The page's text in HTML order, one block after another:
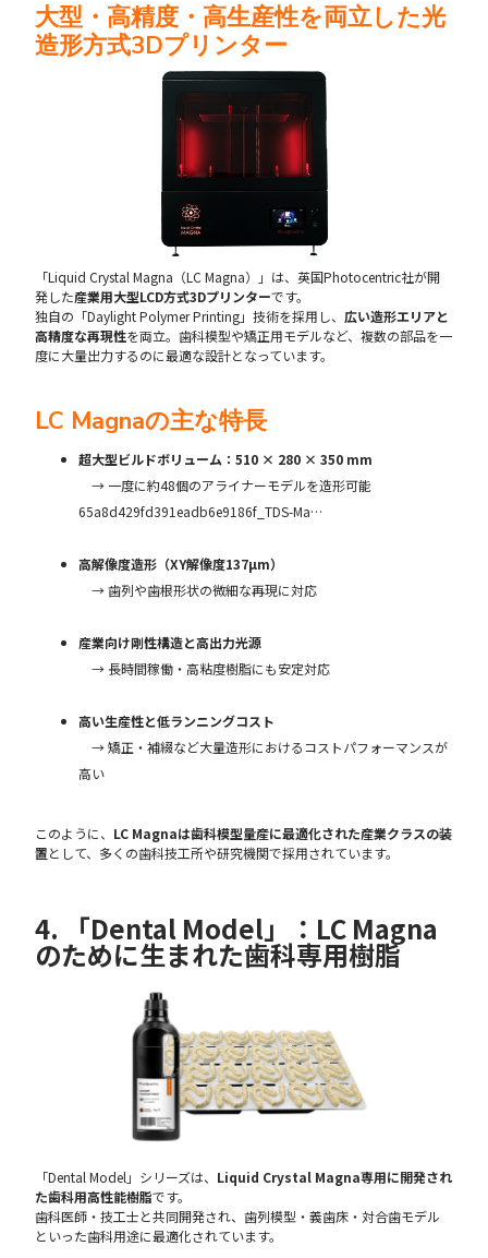
大型・高精度・高生産性を両立した光
造形方式3Dプリンター
「Liquid Crystal Magna（LC Magna）」は、英国Photocentric社が開
発した産業用大型LCD方式3Dプリンターです。
独自の「Daylight Polymer Printing」技術を採用し、 広い造形エリアと
高精度な再現性を両立。歯科模型や矯正用モデルなど、複数の部品を一
度に大量出力するのに最適な設計となっています。
LC Magnaの主な特長
超大型ビルドボリューム：510 × 280 × 350 mm
→ 一度に約48個のアライナーモデルを造形可能
65a8d429fd391eadb6e9186f_TDS-Ma…
高解像度造形（XY解像度137µm）
→ 歯列や歯根形状の微細な再現に対応
産業向け剛性構造と高出力光源
→ 長時間稼働・高粘度樹脂にも安定対応
高い生産性と低ランニングコスト
→ 矯正・補綴など大量造形におけるコストパフォーマンスが
高い
このように、 LC Magnaは歯科模型量産に最適化された産業クラスの装
置として、多くの歯科技工所や研究機関で採用されています。
4. 「Dental Model」：LC Magna
のために生まれた歯科専用樹脂
「Dental Model」シリーズは、 Liquid Crystal Magna専用に開発され
た歯科用高性能樹脂です。
歯科医師・技工士と共同開発され、歯列模型・義歯床・対合歯モデル
といった歯科用途に最適化されています。